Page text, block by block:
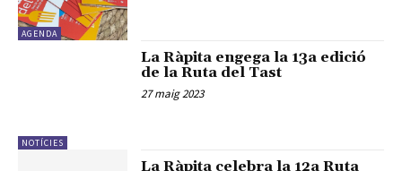
AGENDA
NOTÍCIES
La Ràpita engega la 13a edició
de la Ruta del Tast
27 maig 2023
La Ràpita celebra la 12a Ruta